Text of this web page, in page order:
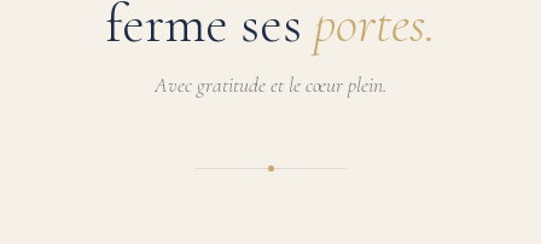
ferme ses portes.
Avec gratitude et le cœur plein.